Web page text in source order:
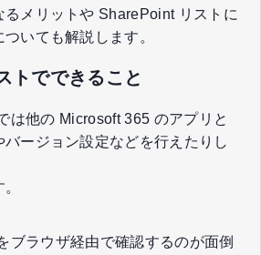
メリットや SharePoint リストに
いても解説します。
トでできること
は他の Microsoft 365 のアプリと
ージョン設定などを行えたりし
ブラウザ経由で確認するのが面倒